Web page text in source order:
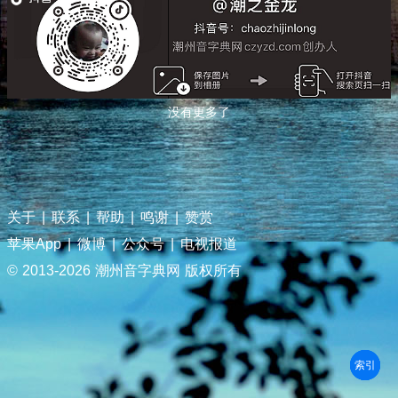
没有更多了
关于 | 联系 | 帮助 | 鸣谢 | 赞赏
苹果App | 微博 | 公众号 | 电视报道
© 2013-2026 潮州音字典网 版权所有
部首
笔划
拼音
潮拼